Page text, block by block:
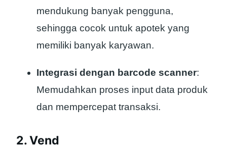
mendukung banyak pengguna,
sehingga cocok untuk apotek yang
memiliki banyak karyawan.
Integrasi dengan barcode scanner:
Memudahkan proses input data produk
dan mempercepat transaksi.
2. Vend